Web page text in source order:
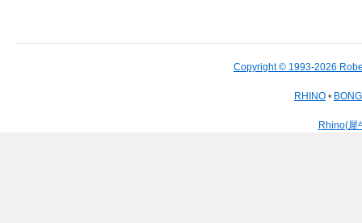
Copyright © 1993-2026
RHINO •
Rhino(犀